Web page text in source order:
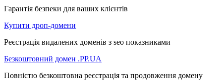
Гарантія безпеки для ваших клієнтів
Купити дроп-домени
Реєстрація видалених доменів з seo показниками
Безкоштовний домен .PP.UA
Повністю безкоштовна реєстрація та продовження домену